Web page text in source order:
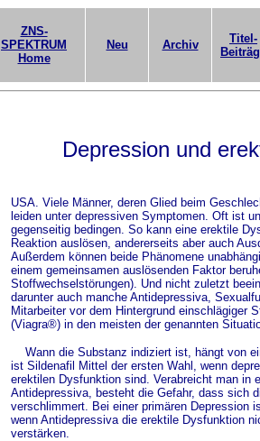
ZNS-
SPEKTRUM
Home
Neu Archiv
Titel-
Depression und
USA. Viele Männer, deren Glied beim
leiden unter depressiven Symptomen. Oft ist
gegenseitig bedingen. So kann eine erektile
Reaktion auslösen, andererseits aber auch
Außerdem können beide Phänomene
einem gemeinsamen auslösenden Faktor
Stoffwechselstörungen). Und nicht zuletzt
darunter auch manche Antidepressiva,
Mitarbeiter vor dem Hintergrund einschlägiger
(Viagra®) in den meisten der genannten
Wann die Substanz indiziert ist, hängt von
ist Sildenafil Mittel der ersten Wahl, wenn
erektilen Dysfunktion sind. Verabreicht man in
Antidepressiva, besteht die Gefahr, dass sich
verschlimmert. Bei einer primären Depression
wenn Antidepressiva die erektile Dysfunktion
verstärken.